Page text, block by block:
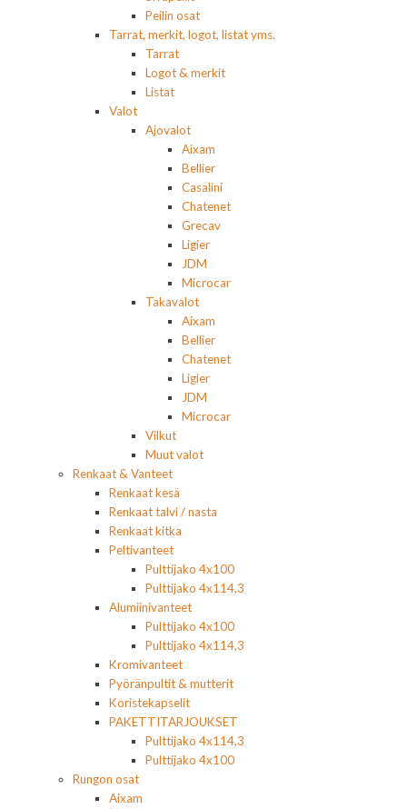
Peilin osat
Tarrat, merkit, logot, listat yms.
Tarrat
Logot & merkit
Listat
Valot
Ajovalot
Aixam
Bellier
Casalini
Chatenet
Grecav
Ligier
JDM
Microcar
Takavalot
Aixam
Bellier
Chatenet
Ligier
JDM
Microcar
Vilkut
Muut valot
Renkaat & Vanteet
Renkaat kesä
Renkaat talvi / nasta
Renkaat kitka
Peltivanteet
Pulttijako 4x100
Pulttijako 4x114,3
Alumiinivanteet
Pulttijako 4x100
Pulttijako 4x114,3
Kromivanteet
Pyöränpultit & mutterit
Koristekapselit
PAKETTITARJOUKSET
Pulttijako 4x114,3
Pulttijako 4x100
Rungon osat
Aixam